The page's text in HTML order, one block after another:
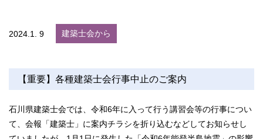
2024. 1. 9 建築士会から
【重要】各種建築士会行事中止のご案内
石川県建築士会では、令和6年に入って行う講習会等の行事につい
て、会報「建築士」に案内チラシを折り込むなどしてお知らせし